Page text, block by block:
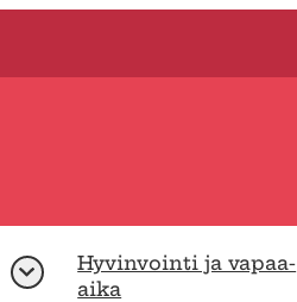
Avaa
Hyvinvointi ja vapaa-
aika